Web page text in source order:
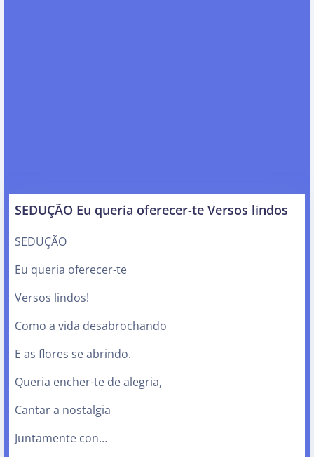
SEDUÇÃO Eu queria oferecer-te Versos lindos
SEDUÇÃO
Eu queria oferecer-te
Versos lindos!
Como a vida desabrochando
E as flores se abrindo.
Queria encher-te de alegria,
Cantar a nostalgia
Juntamente con…